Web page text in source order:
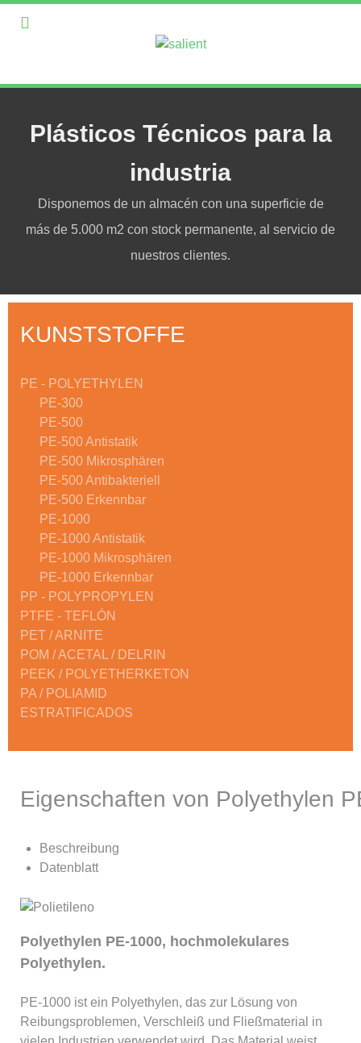
Plásticos Técnicos para la
industria
Disponemos de un almacén con una superficie de
más de 5.000 m2 con stock permanente, al servicio de
nuestros clientes.
KUNSTSTOFFE
PE - POLYETHYLEN
PE-300
PE-500
PE-500 Antistatik
PE-500 Mikrosphären
PE-500 Antibakteriell
PE-500 Erkennbar
PE-1000
PE-1000 Antistatik
PE-1000 Mikrosphären
PE-1000 Erkennbar
PP - POLYPROPYLEN
PTFE - TEFLÓN
PET / ARNITE
POM / ACETAL / DELRIN
PEEK / POLYETHERKETON
PA / POLIAMID
ESTRATIFICADOS
Eigenschaften von Polyethylen
Beschreibung
Datenblatt
Polyethylen PE-1000, hochmolekulares
Polyethylen.
PE-1000 ist ein Polyethylen, das zur Lösung von
Reibungsproblemen, Verschleiß und Fließmaterial in